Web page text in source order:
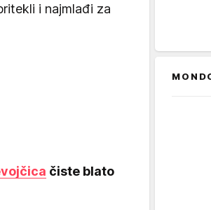
i najmlađi za
čiste blato